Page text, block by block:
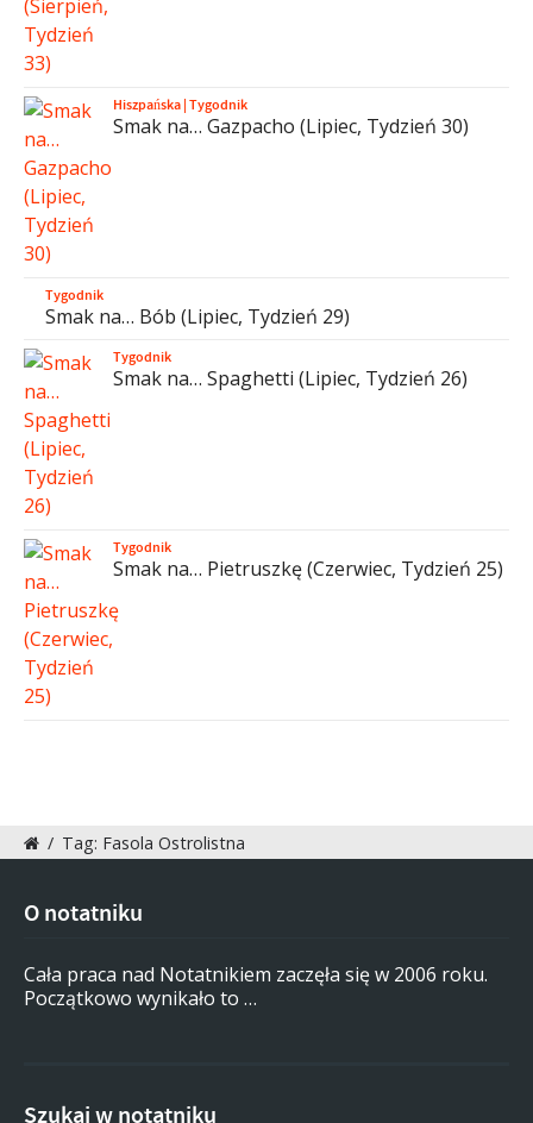
Hiszpańska|Tygodnik
Smak na… Gazpacho (Lipiec, Tydzień 30)
Tygodnik
Smak na… Bób (Lipiec, Tydzień 29)
Tygodnik
Smak na… Spaghetti (Lipiec, Tydzień 26)
Tygodnik
Smak na… Pietruszkę (Czerwiec, Tydzień 25)
/ Tag: Fasola Ostrolistna
O notatniku
Cała praca nad Notatnikiem zaczęła się w 2006 roku.
Początkowo wynikało to …
Szukaj w notatniku